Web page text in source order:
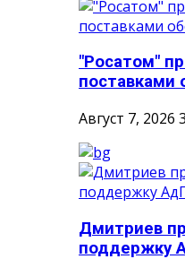
"Росатом"
поставками
Август 7, 2026 3
Дмитриев
поддержку